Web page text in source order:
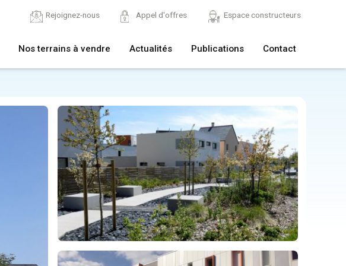
Rejoignez-nous Appel d'offres Espace constructeurs
Nos terrains à vendre Actualités Publications Contact